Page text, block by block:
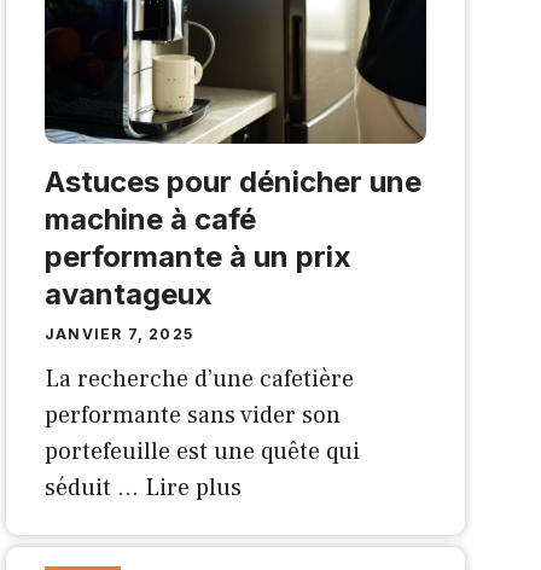
Astuces pour dénicher une
machine à café
performante à un prix
avantageux
JANVIER 7, 2025
La recherche d’une cafetière
performante sans vider son
portefeuille est une quête qui
séduit … Lire plus